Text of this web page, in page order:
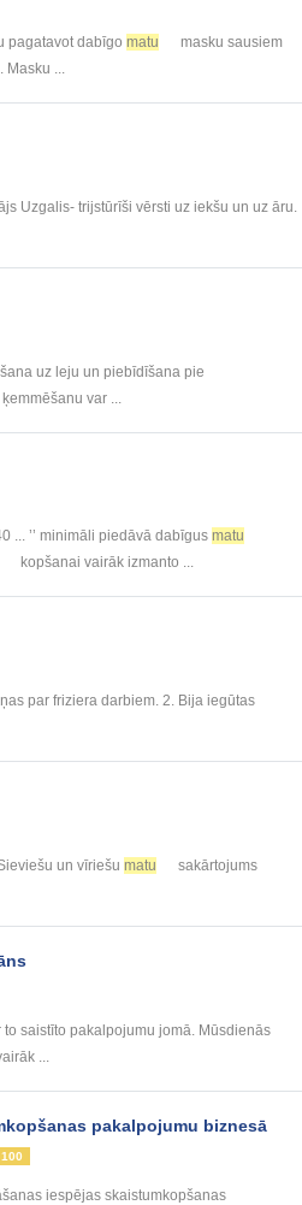
pagatavot dabīgo matu
masku sausiem
Masku ...
Uzgalis- trijstūrīši vērsti uz iekšu un uz āru.
uz leju un piebīdīšana pie
var ...
... ’’ minimāli piedāvā dabīgus matu
kopšanai vairāk izmanto ...
par friziera darbiem. 2. Bija iegūtas
un vīriešu matu
sakārtojums
to saistīto pakalpojumu jomā. Mūsdienās
...
pakalpojumu biznesā
iespējas skaistumkopšanas